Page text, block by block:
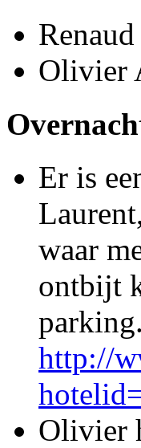
Olivier
Er is
waar
ontbijt
http://
Olivier